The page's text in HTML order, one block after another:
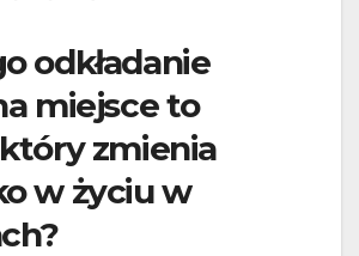
odkładanie
miejsce to
zmienia
w życiu w